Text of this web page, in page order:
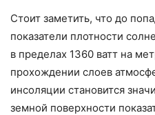
Стоит заметить, что до
показатели плотности
в пределах 1360 ватт на
прохождении слоев
инсоляции становится
земной поверхности